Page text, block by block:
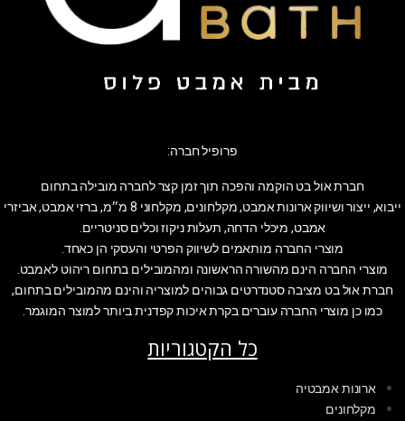
פרופיל חברה:
חברת אול בט הוקמה והפכה תוך זמן קצר לחברה מובילה בתחום
ייבוא, ייצור ושיווק ארונות אמבט, מקלחונים, מקלחוני 8 מ״מ, ברזי אמבט, אביזרי
אמבט, מיכלי הדחה, תעלות ניקוז וכלים סניטריים.
מוצרי החברה מותאמים לשיווק הפרטי והעסקי הן כאחד.
מוצרי החברה הינם מהשורה הראשונה ומהמובילים בתחום ריהוט לאמבט.
חברת אול בט מציבה סטנדרטים גבוהים למוצריה והינם מהמובילים בתחום,
כמו כן מוצרי החברה עוברים בקרת איכות קפדנית ביותר למוצר המוגמר.
כל הקטגוריות
ארונות אמבטיה
מקלחונים